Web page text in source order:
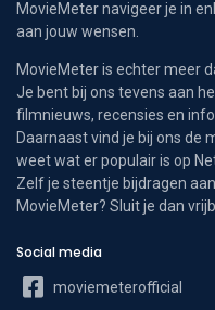
MovieMeter navigeer je in
aan jouw wensen.
MovieMeter is echter meer
Je bent bij ons tevens aan
filmnieuws, recensies en
Daarnaast vind je bij ons de
weet wat er populair is op
Zelf je steentje bijdragen
MovieMeter? Sluit je dan
Social media
moviemeterofficial